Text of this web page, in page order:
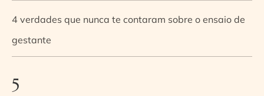
4 verdades que nunca te contaram sobre o ensaio de
gestante
5